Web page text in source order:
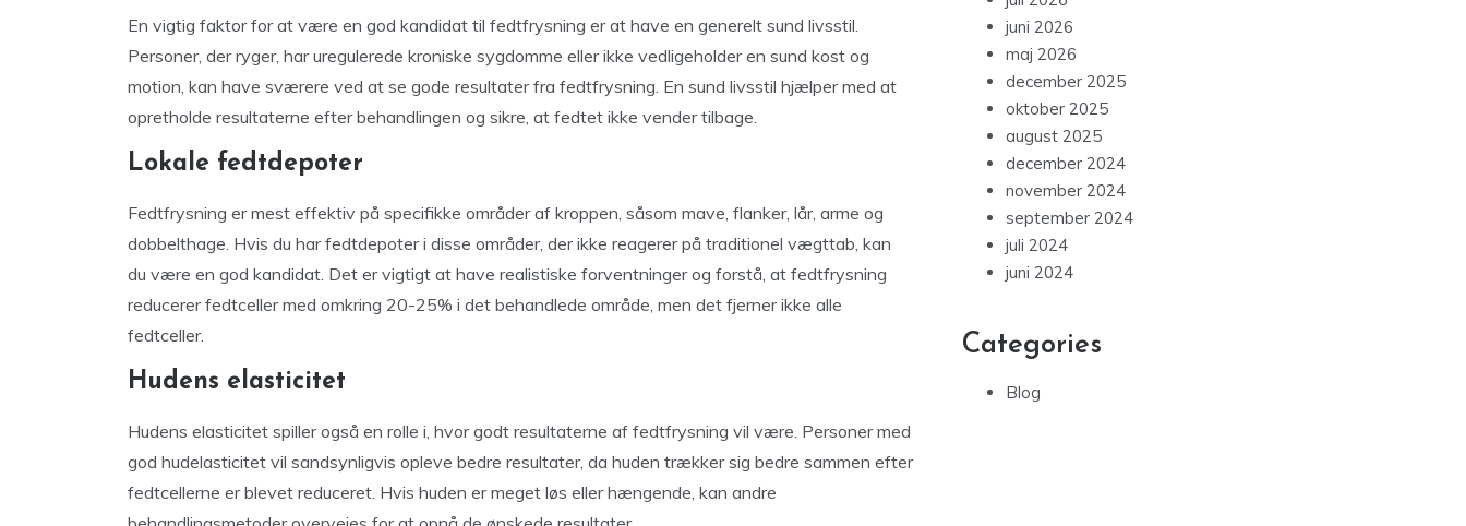
En vigtig faktor for at være en god kandidat til fedtfrysning er at have en generelt sund livsstil.
Personer, der ryger, har uregulerede kroniske sygdomme eller ikke vedligeholder en sund kost og
motion, kan have sværere ved at se gode resultater fra fedtfrysning. En sund livsstil hjælper med at
opretholde resultaterne efter behandlingen og sikre, at fedtet ikke vender tilbage.
Lokale fedtdepoter
Fedtfrysning er mest effektiv på specifikke områder af kroppen, såsom mave, flanker, lår, arme og
dobbelthage. Hvis du har fedtdepoter i disse områder, der ikke reagerer på traditionel vægttab, kan
du være en god kandidat. Det er vigtigt at have realistiske forventninger og forstå, at fedtfrysning
reducerer fedtceller med omkring 20-25% i det behandlede område, men det fjerner ikke alle
fedtceller.
Hudens elasticitet
Hudens elasticitet spiller også en rolle i, hvor godt resultaterne af fedtfrysning vil være. Personer med
god hudelasticitet vil sandsynligvis opleve bedre resultater, da huden trækker sig bedre sammen efter
fedtcellerne er blevet reduceret. Hvis huden er meget løs eller hængende, kan andre
juni 2026
maj 2026
december 2025
oktober 2025
august 2025
december 2024
november 2024
september 2024
juli 2024
juni 2024
Categories
Blog